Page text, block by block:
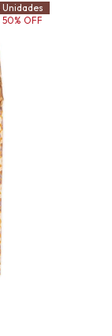
Unidades
50% OFF